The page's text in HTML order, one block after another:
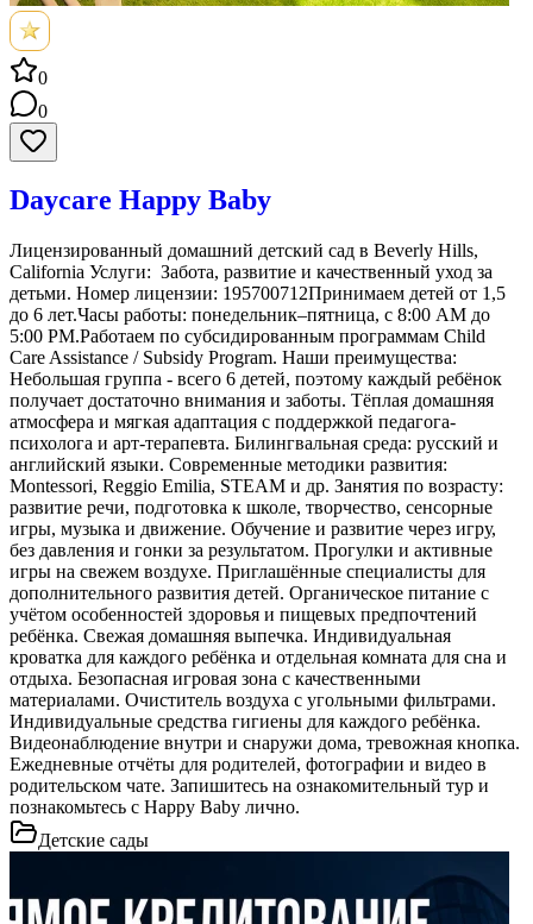
0
0
Daycare Happy Baby
Лицензированный домашний детский сад в Beverly Hills,
California Услуги: Забота, развитие и качественный уход за
детьми. Номер лицензии: 195700712Принимаем детей от 1,5
до 6 лет.Часы работы: понедельник–пятница, с 8:00 AM до
5:00 PM.Работаем по субсидированным программам Child
Care Assistance / Subsidy Program. Наши преимущества:
Небольшая группа - всего 6 детей, поэтому каждый ребёнок
получает достаточно внимания и заботы. Тёплая домашняя
атмосфера и мягкая адаптация с поддержкой педагога-
психолога и арт-терапевта. Билингвальная среда: русский и
английский языки. Современные методики развития:
Montessori, Reggio Emilia, STEAM и др. Занятия по возрасту:
развитие речи, подготовка к школе, творчество, сенсорные
игры, музыка и движение. Обучение и развитие через игру,
без давления и гонки за результатом. Прогулки и активные
игры на свежем воздухе. Приглашённые специалисты для
дополнительного развития детей. Органическое питание с
учётом особенностей здоровья и пищевых предпочтений
ребёнка. Свежая домашняя выпечка. Индивидуальная
кроватка для каждого ребёнка и отдельная комната для сна и
отдыха. Безопасная игровая зона с качественными
материалами. Очиститель воздуха с угольными фильтрами.
Индивидуальные средства гигиены для каждого ребёнка.
Видеонаблюдение внутри и снаружи дома, тревожная кнопка.
Ежедневные отчёты для родителей, фотографии и видео в
родительском чате. Запишитесь на ознакомительный тур и
познакомьтесь с Happy Baby лично.
Детские сады